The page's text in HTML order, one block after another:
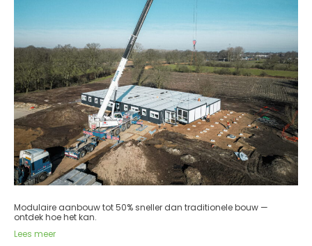
Modulaire aanbouw tot 50% sneller dan traditionele bouw —
ontdek hoe het kan.
Lees meer